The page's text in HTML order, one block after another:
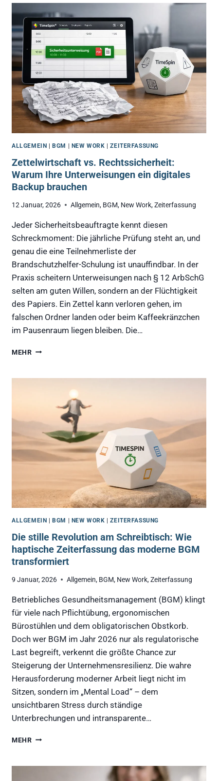
DER
TIMESPIN
WÜRFEL
PSYCHISCHE
BELASTUNGEN
MESSBAR
MACHT
ALLGEMEIN BGM NEW WORK |ZEITERFASSUNG
Zettelwirtschaft vs. Rechtssicherheit:
Warum Ihre Unterweisungen ein digitales
Backup brauchen
12 Januar, 2026 Allgemein, BGM, New Work,Zeiterfassung
Jeder Sicherheitsbeauftragte kennt diesen
Schreckmoment: Die jährliche Prüfung steht an, und
genau die eine Teilnehmerliste der
Brandschutzhelfer-Schulung ist unauffindbar. In der
Praxis scheitern Unterweisungen nach § 12 ArbSchG
selten am guten Willen, sondern an der Flüchtigkeit
des Papiers. Ein Zettel kann verloren gehen, im
falschen Ordner landen oder beim Kaffeekränzchen
im Pausenraum liegen bleiben. Die…
MEHRZETTELWIRTSCHAFT
WARUM
UNTERWEISUNGEN
DIGITALES
BACKUP
BRAUCHEN
ALLGEMEIN BGM NEW WORK |ZEITERFASSUNG
Die stille Revolution am Schreibtisch: Wie
haptische Zeiterfassung das moderne BGM
transformiert
9 Januar, 2026 Allgemein, BGM, New Work,Zeiterfassung
Betriebliches Gesundheitsmanagement (BGM) klingt
für viele nach Pflichtübung, ergonomischen
Bürostühlen und dem obligatorischen Obstkorb.
Doch wer BGM im Jahr 2026 nur als regulatorische
Last begreift, verkennt die größte Chance zur
Steigerung der Unternehmensresilienz. Die wahre
Herausforderung moderner Arbeit liegt nicht im
Sitzen, sondern im „Mental Load“ – dem
unsichtbaren Stress durch ständige
Unterbrechungen und intransparente…
MEHRDIE
AM